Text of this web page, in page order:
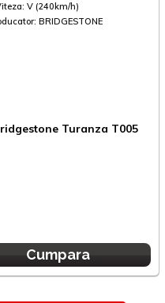
V (240km/h)
BRIDGESTONE
Turanza T005
Cumpara